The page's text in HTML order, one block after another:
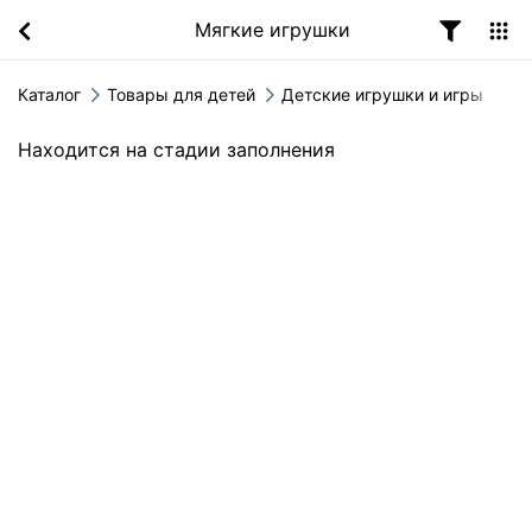
Мягкие игрушки
Каталог Товары для детей Детские игрушки и игры
Находится на стадии заполнения